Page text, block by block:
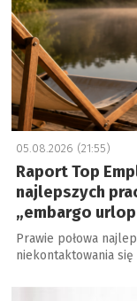
05.08.2026 (21:55)
Raport Top
najlepszych
„embargo
Prawie połowa
niekontaktowania